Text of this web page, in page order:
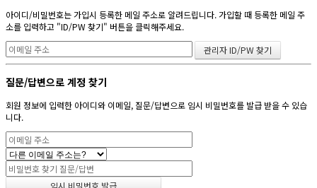
아이디/비밀번호는 가입시 등록한 메일 주소로 알려드립니다. 가입할 때 등록한 메일 주
소를 입력하고 "ID/PW 찾기" 버튼을 클릭해주세요.
질문/답변으로 계정 찾기
회원 정보에 입력한 아이디와 이메일, 질문/답변으로 임시 비밀번호를 발급 받을 수 있습
니다.